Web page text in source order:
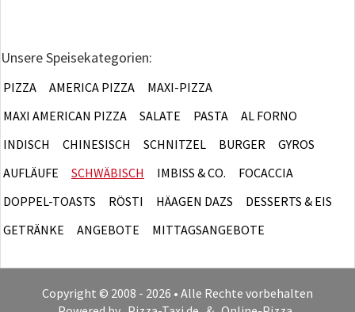
Unsere Speisekategorien:
PIZZA AMERICA PIZZA
MAXI-PIZZA
MAXI AMERICAN PIZZA
SALATE PASTA
AL FORNO
INDISCH
CHINESISCH SCHNITZEL BURGER
GYROS
AUFLÄUFE
SCHWÄBISCH IMBISS & CO.
FOCACCIA
DOPPEL-TOASTS
RÖSTI HÄAGEN DAZS
DESSERTS & EIS
GETRÄNKE
ANGEBOTE MITTAGSANGEBOTE
Copyright © 2008 - 2026 • Alle Rechte vorbehalten